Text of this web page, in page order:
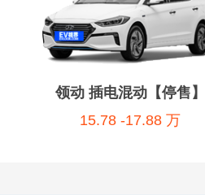
领动 插电混动【停售】
15.78 -17.88 万